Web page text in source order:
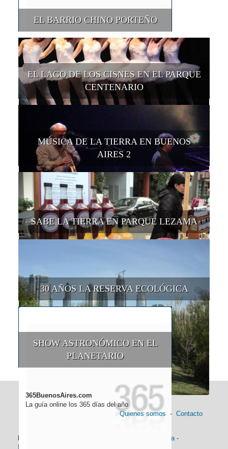
EL BARRIO CHINO PORTEÑO
EL LAGO DE LOS CISNES EN EL PARQUE
CENTENARIO
MÚSICA DE LA TIERRA EN BUENOS
AIRES 2
SABE LA TIERRA EN PARQUE LEZAMA
30 AÑOS LA RESERVA ECOLÓGICA
SHOW ASTRONÓMICO EN EL
PLANETARIO
365BuenosAires.com
La guía online los 365 días del año
Quienes somos - Contacto
Historia -